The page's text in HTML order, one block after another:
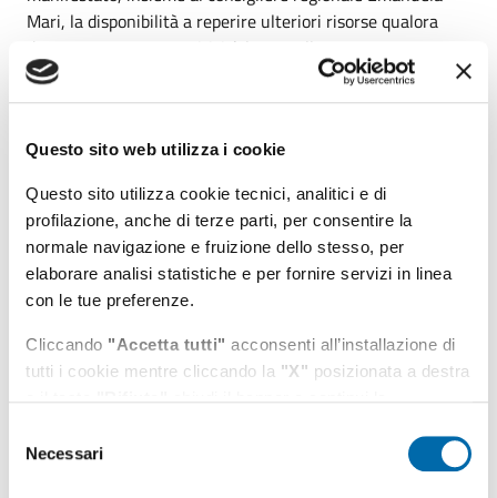
Questo sito web utilizza i cookie
Questo sito utilizza cookie tecnici, analitici e di
profilazione, anche di terze parti, per consentire la
normale navigazione e fruizione dello stesso, per
elaborare analisi statistiche e per fornire servizi in linea
con le tue preferenze.
Cliccando "Accetta tutti" acconsenti all’installazione di
tutti i cookie mentre cliccando la "X" posizionata a destra
Puoi modificare in ogni momento le tue preferenze
delNecessari
Mari, la disponibilità a reperire ulteriori risorse qualora
dovessero emergere criticità legate allo spostamento
temporaneo delle barche alla darsena servizi”. L’incontro di
sabato sarà anche l’occasione per guardare oltre la fase
per avviare un confronto sulla collocazione definitiva della
flotta dei pescherecci dopo il completamento dei lavori per
l’apertura a sud e per il collegamento con l’antemurale,
nell’ottica di una soluzione stabile e condivisa per il futuro
della marineria di Civitavecchia”.
AdSP Iniziative Presidente
Ultimo aggiornamento: